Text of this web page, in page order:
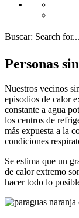
Buscar: Search for...
Personas
Nuestros vecinos
episodios de calor
constante a agua
los centros de
más expuesta a la
condiciones
Se estima que un
de calor extremo
hacer todo lo